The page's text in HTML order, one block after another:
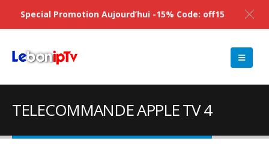
TELECOMMANDE APPLE TV 4
Special Promotion Aujourd’hui -15% Code: off15